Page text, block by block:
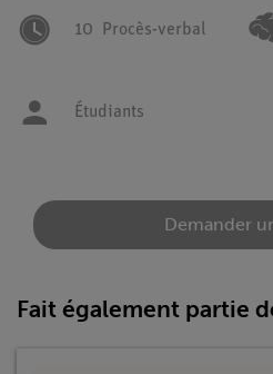
10 Procès-verbal
Étudiants
Demander
Fait également partie